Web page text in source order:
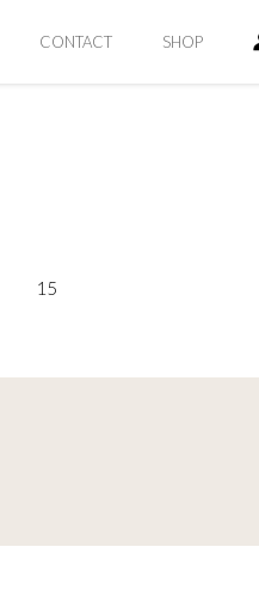
CONTACT SHOP
15